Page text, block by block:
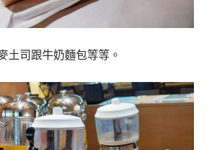
土司跟牛奶麵包等等。